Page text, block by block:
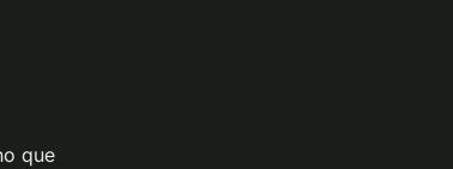
que